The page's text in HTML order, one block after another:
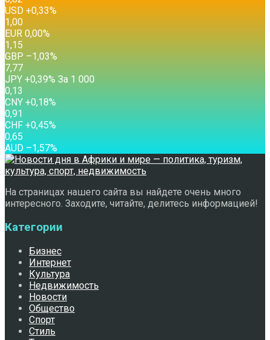
USD +0,33%
1,00
EUR 0,00%
1,15
GBP –1,03%
7,77
JPY +0,39% За 1 000
0,13
CNY +0,18%
0,91
CHF +0,45%
0,65
AUD –1,57%
На страницах нашего сайта вы найдете очень много
интересного. Заходите, читайте, делитесь информацией!
Категории
Бизнес
Интернет
Культура
Недвижимость
Новости
Общество
Спорт
Стиль